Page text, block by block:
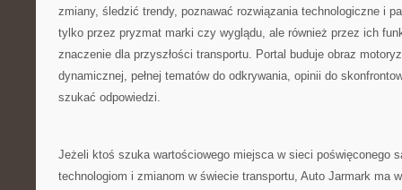
zmiany, śledzić trendy, poznawać rozwiązania technologiczne i
tylko przez pryzmat marki czy wyglądu, ale również przez ich
znaczenie dla przyszłości transportu. Portal buduje obraz
dynamicznej, pełnej tematów do odkrywania, opinii do
szukać odpowiedzi.
Jeżeli ktoś szuka wartościowego miejsca w sieci poświęconego
technologiom i zmianom w świecie transportu, Auto Jarmark ma